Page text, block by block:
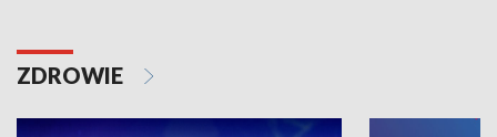
ZDROWIE